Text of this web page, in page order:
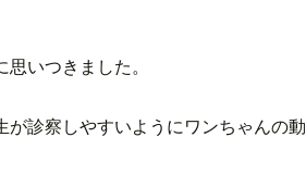
いつきました。
診察しやすいようにワンちゃんの動